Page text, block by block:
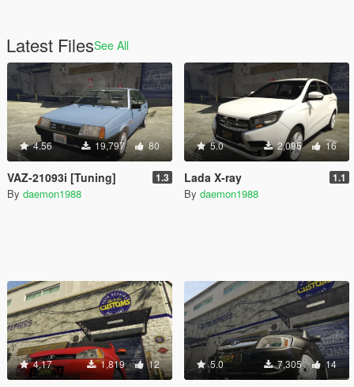
Latest FilesSee All
4.56 19,797 80
VAZ-21093i [Tuning] 1.3
By daemon1988
5.0 2,095 16
Lada X-ray 1.1
By daemon1988
4.17 1,819 12 5.0 7,305 14